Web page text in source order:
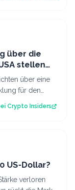
über die
stellen
über eine
für den
Crypto Insiders
US-Dollar?
verloren